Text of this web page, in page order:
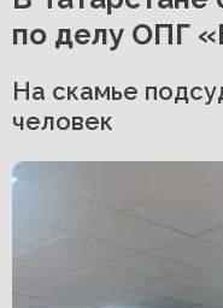
по делу ОПГ
На скамье
человек